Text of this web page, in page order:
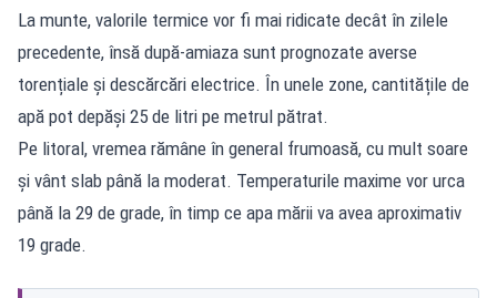
La munte, valorile termice vor fi mai ridicate decât în zilele
precedente, însă după-amiaza sunt prognozate averse
torențiale și descărcări electrice. În unele zone, cantitățile de
apă pot depăși 25 de litri pe metrul pătrat.
Pe litoral, vremea rămâne în general frumoasă, cu mult soare
și vânt slab până la moderat. Temperaturile maxime vor urca
până la 29 de grade, în timp ce apa mării va avea aproximativ
19 grade.